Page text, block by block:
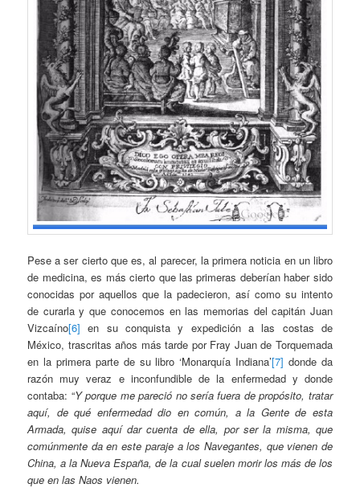
Pese a ser cierto que es, al parecer, la primera noticia en un libro
de medicina, es más cierto que las primeras deberían haber sido
conocidas por aquellos que la padecieron, así como su intento
de curarla y que conocemos en las memorias del capitán Juan
Vizcaíno[6] en su conquista y expedición a las costas de
México, trascritas años más tarde por Fray Juan de Torquemada
en la primera parte de su libro ‘Monarquía Indiana’[7] donde da
razón muy veraz e inconfundible de la enfermedad y donde
contaba: “Y porque me pareció no sería fuera de propósito, tratar
aquí, de qué enfermedad dio en común, a la Gente de esta
Armada, quise aquí dar cuenta de ella, por ser la misma, que
comúnmente da en este paraje a los Navegantes, que vienen de
China, a la Nueva España, de la cual suelen morir los más de los
que en las Naos vienen.